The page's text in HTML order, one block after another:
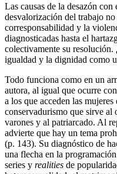
Las causas de la desazón
desvalorización del trabajo
corresponsabilidad y la
diagnosticadas hasta el
colectivamente su resolución.
igualdad y la dignidad como
Todo funciona como en un
autora, al igual que ocurre
a los que acceden las
conservadurismo que sirve
varones y al patriarcado. Al
advierte que hay un tema
(p. 143). Su diagnóstico de
una flecha en la
series y realities de